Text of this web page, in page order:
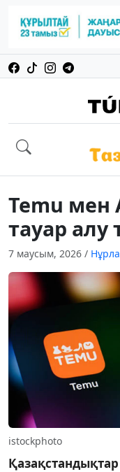
Temu мен
тауар алу
7 маусым, 2026 /
istockphoto